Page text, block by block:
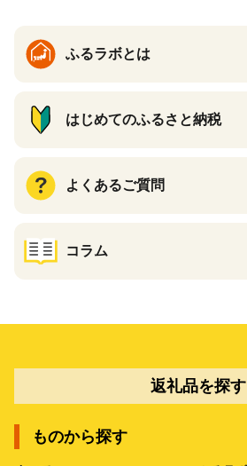
ふるラボとは
はじめてのふるさと納税
よくあるご質問
コラム
返礼品を探す
ものから探す